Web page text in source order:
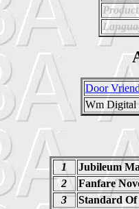
Door
Wm Digital
1
Jubileum
2
Fanfare
3
Standard Of